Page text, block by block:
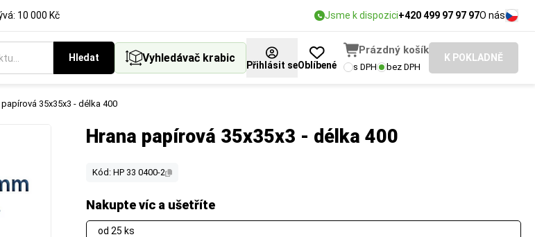
10 000 Kč Jsme k dispozici+420 499 97 97 97O nás
Hledat Vyhledávač krabic
Přihlásit seOblíbené
Prázdný košík
s DPH bez DPH
K POKLADNĚ
papírová 35x35x3 - délka 400
Hrana papírová 35x35x3 - délka 400
Kód: HP 33 0400-2
Nakupte víc a ušetříte
od 25 ks